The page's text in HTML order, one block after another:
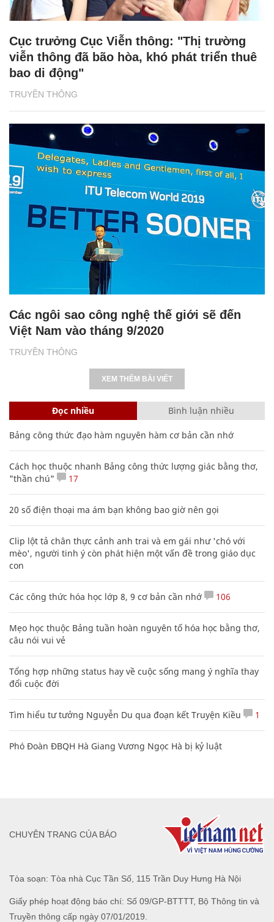
TRUYỀN THÔNG
Cục trưởng Cục Viễn thông: "Thị trường
viễn thông đã bão hòa, khó phát triển thuê
bao di động"
TRUYỀN THÔNG
Các ngôi sao công nghệ thế giới sẽ đến
Việt Nam vào tháng 9/2020
XEM THÊM BÀI VIẾT
Đọc nhiều Bình luận nhiều
Bảng công thức đạo hàm nguyên hàm cơ bản cần nhớ
Cách học thuộc nhanh Bảng công thức lượng giác bằng thơ,
"thần chú"
17
20 số điện thoại ma ám bạn không bao giờ nên gọi
Clip lột tả chân thực cảnh anh trai và em gái như 'chó với
mèo', người tinh ý còn phát hiện một vấn đề trong giáo dục
con
Các công thức hóa học lớp 8, 9 cơ bản cần nhớ 106
Mẹo học thuộc Bảng tuần hoàn nguyên tố hóa học bằng thơ,
câu nói vui vẻ
Tổng hợp những status hay về cuộc sống mang ý nghĩa thay
đổi cuộc đời
Tìm hiểu tư tưởng Nguyễn Du qua đoạn kết Truyện Kiều 1
Phó Đoàn ĐBQH Hà Giang Vương Ngọc Hà bị kỷ luật
Tòa soạn: Tòa nhà Cục Tần Số, 115 Trần Duy Hưng Hà Nội
Giấy phép hoạt động báo chí: Số 09/GP-BTTTT, Bộ Thông tin và
Truyền thông cấp ngày 07/01/2019.
CHUYÊN TRANG CỦA BÁO